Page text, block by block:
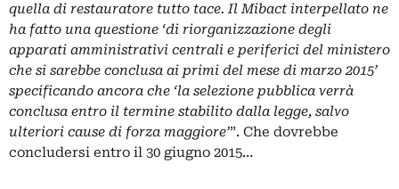
quella di restauratore tutto tace. Il Mibact interpellato ne
ha fatto una questione ‘di riorganizzazione degli
apparati amministrativi centrali e periferici del ministero
che si sarebbe conclusa ai primi del mese di marzo 2015’
specificando ancora che ‘la selezione pubblica verrà
conclusa entro il termine stabilito dalla legge, salvo
ulteriori cause di forza maggiore’”. Che dovrebbe
concludersi entro il 30 giugno 2015…